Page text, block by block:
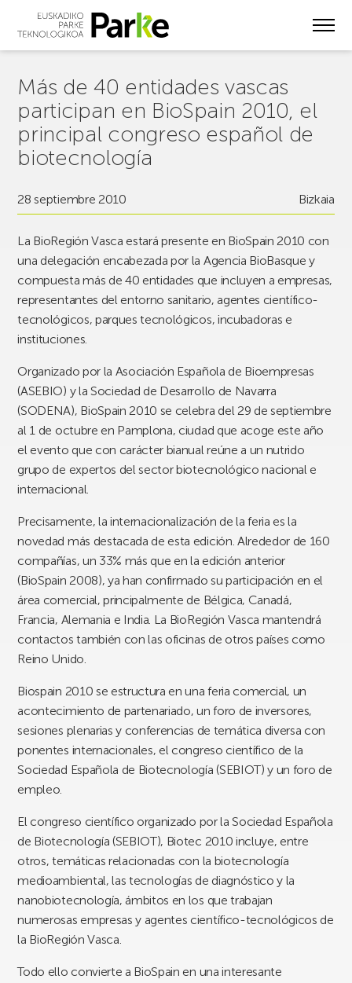
Más de 40 entidades vascas
participan en BioSpain 2010, el
principal congreso español de
biotecnología
28 septiembre 2010 Bizkaia
La BioRegión Vasca estará presente en BioSpain 2010 con
una delegación encabezada por la Agencia BioBasque y
compuesta más de 40 entidades que incluyen a empresas,
representantes del entorno sanitario, agentes científico-
tecnológicos, parques tecnológicos, incubadoras e
instituciones.
Organizado por la Asociación Española de Bioempresas
(ASEBIO) y la Sociedad de Desarrollo de Navarra
(SODENA), BioSpain 2010 se celebra del 29 de septiembre
al 1 de octubre en Pamplona, ciudad que acoge este año
el evento que con carácter bianual reúne a un nutrido
grupo de expertos del sector biotecnológico nacional e
internacional.
Precisamente, la internacionalización de la feria es la
novedad más destacada de esta edición. Alrededor de 160
compañías, un 33% más que en la edición anterior
(BioSpain 2008), ya han confirmado su participación en el
área comercial, principalmente de Bélgica, Canadá,
Francia, Alemania e India. La BioRegión Vasca mantendrá
contactos también con las oficinas de otros países como
Reino Unido.
Biospain 2010 se estructura en una feria comercial, un
acontecimiento de partenariado, un foro de inversores,
sesiones plenarias y conferencias de temática diversa con
ponentes internacionales, el congreso científico de la
Sociedad Española de Biotecnología (SEBIOT) y un foro de
empleo.
El congreso científico organizado por la Sociedad Española
de Biotecnología (SEBIOT), Biotec 2010 incluye, entre
otros, temáticas relacionadas con la biotecnología
medioambiental, las tecnologías de diagnóstico y la
nanobiotecnología, ámbitos en los que trabajan
numerosas empresas y agentes científico-tecnológicos de
la BioRegión Vasca.
Todo ello convierte a BioSpain en una interesante